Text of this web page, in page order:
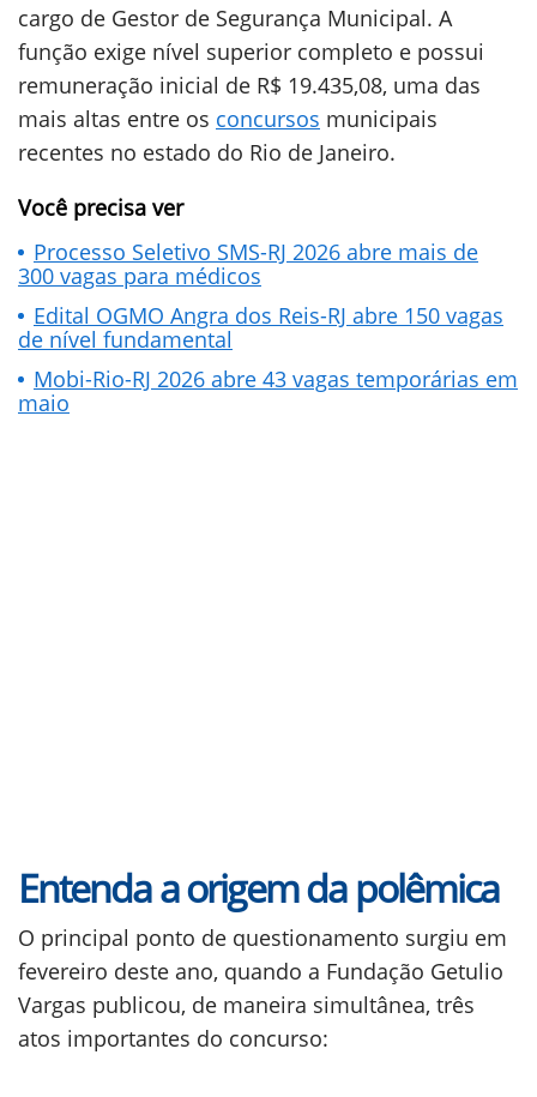
cargo de Gestor de Segurança Municipal. A
função exige nível superior completo e possui
remuneração inicial de R$ 19.435,08, uma das
mais altas entre os concursos municipais
recentes no estado do Rio de Janeiro.
Você precisa ver
Processo Seletivo SMS-RJ 2026 abre mais de
300 vagas para médicos
Edital OGMO Angra dos Reis-RJ abre 150 vagas
de nível fundamental
Mobi-Rio-RJ 2026 abre 43 vagas temporárias em
maio
Entenda a origem da polêmica
O principal ponto de questionamento surgiu em
fevereiro deste ano, quando a Fundação Getulio
Vargas publicou, de maneira simultânea, três
atos importantes do concurso: